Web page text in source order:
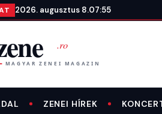
2026. augusztus 8.07:55
ZENEI HÍREK